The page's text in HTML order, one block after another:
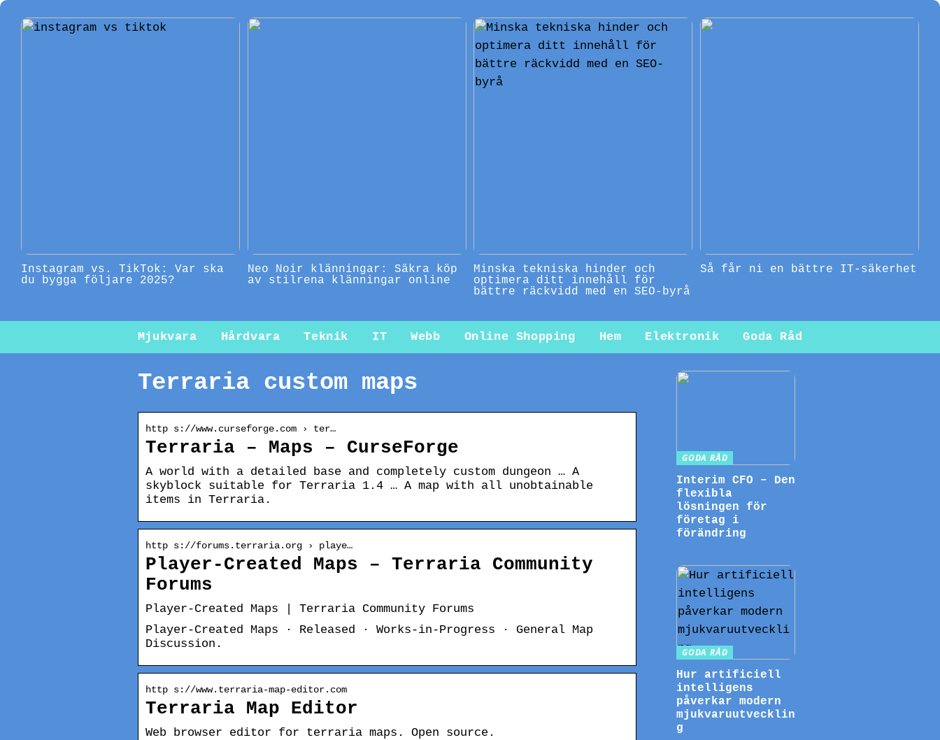
Instagram vs. TikTok: Var ska
du bygga följare 2025?
Neo Noir klänningar: Säkra köp
av stilrena klänningar online
Minska tekniska hinder och
optimera ditt innehåll för
bättre räckvidd med en SEO-byrå
Så får ni en bättre IT-säkerhet
Mjukvara Hårdvara Teknik IT Webb Online Shopping Hem Elektronik Goda Råd
Terraria custom maps
http s://www.curseforge.com › ter…
Terraria – Maps – CurseForge
A world with a detailed base and completely custom dungeon … A
skyblock suitable for Terraria 1.4 … A map with all unobtainable
items in Terraria.
http s://forums.terraria.org › playe…
Player-Created Maps – Terraria Community
Forums
Player-Created Maps | Terraria Community Forums
Player-Created Maps · Released · Works-in-Progress · General Map
Discussion.
http s://www.terraria-map-editor.com
Terraria Map Editor
Web browser editor for terraria maps. Open source.
GODA RÅD
Interim CFO – Den
flexibla
lösningen för
företag i
förändring
GODA RÅD
Hur artificiell
intelligens
påverkar modern
mjukvaruutvecklin
g